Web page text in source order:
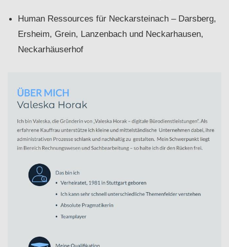
Human Ressources für Neckarsteinach – Darsberg,
Ersheim, Grein, Lanzenbach und Neckarhausen,
Neckarhäuserhof